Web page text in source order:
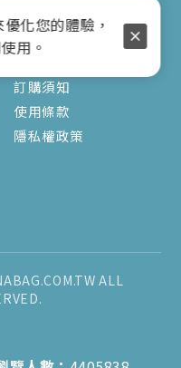
服務
訂購須知
使用條款
隱私權政策
ALL
化您的體驗，
用。